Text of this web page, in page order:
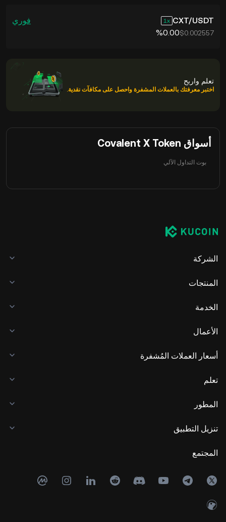
CXT/USDT
1 فوري
$0.002557
‮‭0.00‬%‬
تعلم واربح
اختبر معرفتك بالعملات المشفرة واحصل على مكافآت نقدية.
أسواق Covalent X Token
بوت التداول الآلي
الشركة
المنتجات
الخدمة
الأعمال
أسعار العملات المُشفرة
تعلم
المطور
تنزيل التطبيق
المجتمع